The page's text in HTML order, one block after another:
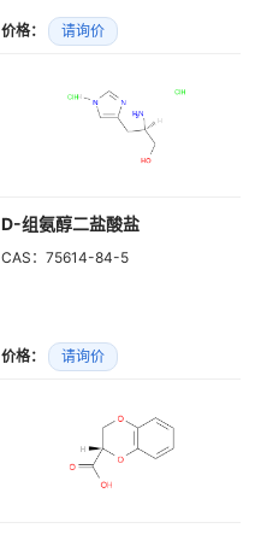
价格： 请询价
D-组氨醇二盐酸盐
CAS：75614-84-5
价格： 请询价